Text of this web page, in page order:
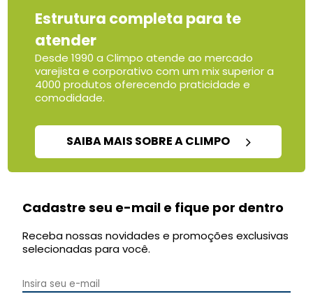
Estrutura completa para te
atender
Desde 1990 a Climpo atende ao mercado
varejista e corporativo com um mix superior a
4000 produtos oferecendo praticidade e
comodidade.
SAIBA MAIS SOBRE A CLIMPO
Cadastre seu e-mail e fique por dentro
Receba nossas novidades e promoções exclusivas
selecionadas para você.